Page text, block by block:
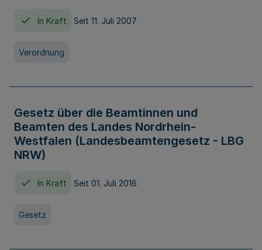
In Kraft Seit 11. Juli 2007
Verordnung
Gesetz über die Beamtinnen und
Beamten des Landes Nordrhein-
Westfalen (Landesbeamtengesetz - LBG
NRW)
In Kraft Seit 01. Juli 2016
Gesetz